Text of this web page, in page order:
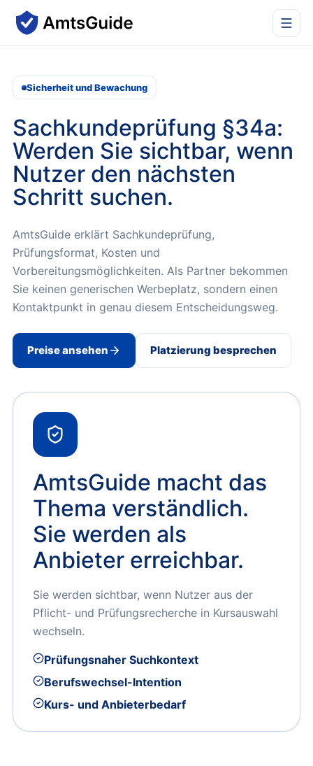
Sicherheit und Bewachung
Sachkundeprüfung §34a:
Werden Sie sichtbar, wenn
Nutzer den nächsten
Schritt suchen.
AmtsGuide erklärt Sachkundeprüfung,
Prüfungsformat, Kosten und
Vorbereitungsmöglichkeiten. Als Partner bekommen
Sie keinen generischen Werbeplatz, sondern einen
Kontaktpunkt in genau diesem Entscheidungsweg.
Preise ansehen Platzierung besprechen
AmtsGuide macht das
Thema verständlich.
Sie werden als
Anbieter erreichbar.
Sie werden sichtbar, wenn Nutzer aus der
Pflicht- und Prüfungsrecherche in Kursauswahl
wechseln.
Prüfungsnaher Suchkontext
Berufswechsel-Intention
Kurs- und Anbieterbedarf